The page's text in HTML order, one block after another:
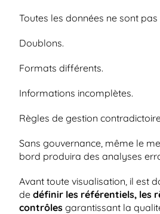
Toutes les données ne sont
Doublons.
Formats différents.
Informations incomplètes.
Règles de gestion
Sans gouvernance, même le
bord produira des analyses
Avant toute visualisation, il est
de définir les référentiels, les
contrôles garantissant la